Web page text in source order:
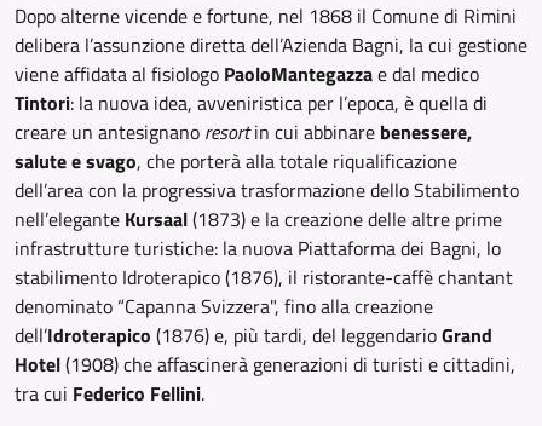
Dopo alterne vicende e fortune, nel 1868 il Comune di Rimini
delibera l’assunzione diretta dell’Azienda Bagni, la cui gestione
viene affidata al fisiologo PaoloMantegazzae dal medico
Tintori: la nuova idea, avveniristica per l’epoca, è quella di
creare un antesignano resortin cui abbinare benessere,
salute e svago, che porterà alla totale riqualificazione
dell’area con la progressiva trasformazione dello Stabilimento
nell’elegante Kursaal(1873) e la creazione delle altre prime
infrastrutture turistiche: la nuova Piattaforma dei Bagni, lo
stabilimento Idroterapico (1876), il ristorante-caffè chantant
denominato “Capanna Svizzera", fino alla creazione
dell’Idroterapico (1876) e, più tardi, del leggendarioGrand
Hotel(1908) che affascinerà generazioni di turisti e cittadini,
tra cui Federico Fellini.